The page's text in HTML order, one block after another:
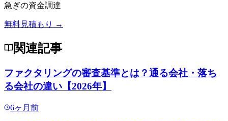
急ぎの資金調達
無料見積もり →
関連記事
ファクタリングの審査基準とは？通る会社・落ち
る会社の違い【2026年】
6ヶ月前